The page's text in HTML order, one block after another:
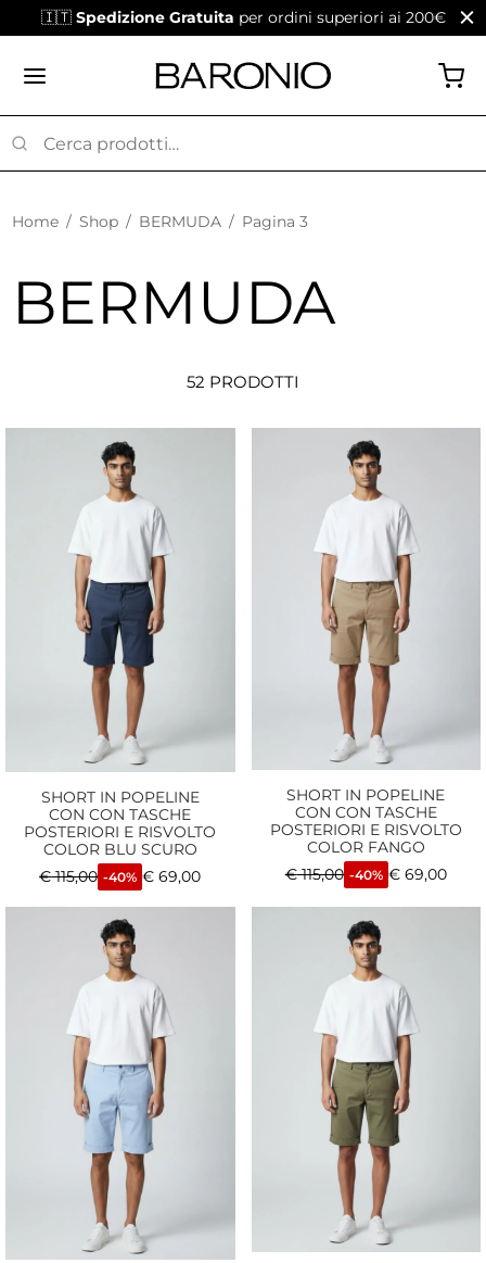
🇮🇹 Spedizione Gratuita per ordini superiori ai 200€
BERMUDA
Home / Shop / BERMUDA / Pagina 3
52 PRODOTTI
SHORT IN POPELINE
CON CON TASCHE
POSTERIORI E RISVOLTO
COLOR BLU SCURO
€115,00 -40% € 69,00
SHORT IN POPELINE
CON CON TASCHE
POSTERIORI E RISVOLTO
COLOR FANGO
€115,00 -40% €69,00